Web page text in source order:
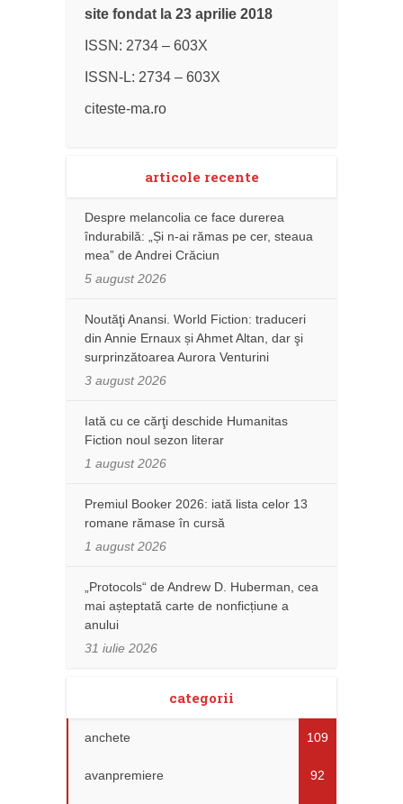
site fondat la 23 aprilie 2018
ISSN: 2734 – 603X
ISSN-L: 2734 – 603X
citeste-ma.ro
articole recente
Despre melancolia ce face durerea
îndurabilă: „Și n-ai rămas pe cer, steaua
mea” de Andrei Crăciun
5 august 2026
Noutăţi Anansi. World Fiction: traduceri
din Annie Ernaux și Ahmet Altan, dar şi
surprinzătoarea Aurora Venturini
3 august 2026
Iată cu ce cărţi deschide Humanitas
Fiction noul sezon literar
1 august 2026
Premiul Booker 2026: iată lista celor 13
romane rămase în cursă
1 august 2026
„Protocols“ de Andrew D. Huberman, cea
mai așteptată carte de nonficțiune a
anului
31 iulie 2026
categorii
anchete 109
avanpremiere 92